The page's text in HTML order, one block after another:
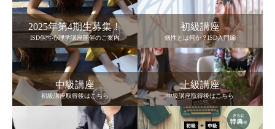
2025年第4期生募集！
ISD個性心理学講座開催のご案内
初級講座
個性とは何か？ISD入門編
中級講座
初級講座取得後はこちら
上級講座
中級講座取得後はこちら